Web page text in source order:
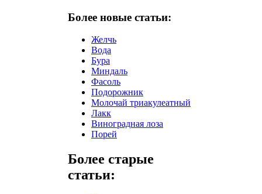
Более новые статьи:
Желчь
Вода
Бура
Миндаль
Фасоль
Подорожник
Молочай триакулеатный
Лакк
Виноградная лоза
Порей
Более старые
статьи: